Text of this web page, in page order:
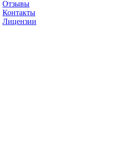
Отзывы
Контакты
Лицензии